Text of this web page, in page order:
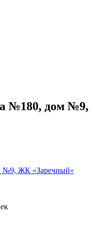
№180, дом №9,